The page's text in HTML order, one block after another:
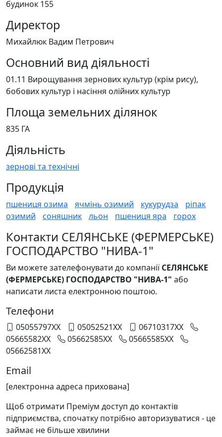
будинок 155
Директор
Михайлюк Вадим Петрович
Основний вид діяльності
01.11 Вирощування зернових культур (крім рису),
бобових культур і насіння олійних культур
Площа земельних ділянок
835 ГА
Діяльність
зернові та технічні
Продукція
пшениця озима ячмінь озимий кукурудза
ріпак
озимий
соняшник льон пшениця яра горох
Контакти СЕЛЯНСЬКЕ (ФЕРМЕРСЬКЕ)
ГОСПОДАРСТВО "НИВА-1"
Ви можете зателефонувати до компаніїСЕЛЯНСЬКЕ
(ФЕРМЕРСЬКЕ) ГОСПОДАРСТВО "НИВА-1" або
написати листа електронною поштою.
Телефони
05055797XX 05052521XX
06710317XX
05665582XX
05662585XX
05665585XX
05662581XX
Email
[електронна адреса прихована]
Щоб отримати Преміум доступ до контактів
підприємства, спочатку потрібно авторизуватися - це
займає не більше хвилини